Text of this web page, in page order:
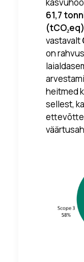
61,7
(tCO₂eq)
vastavalt
on
heitmed
sellest,
ettevõtte